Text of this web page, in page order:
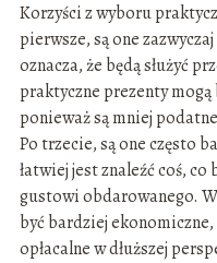
Korzyści z wyboru
pierwsze, są one
oznacza, że będą służyć
praktyczne prezenty
ponieważ są mniej
Po trzecie, są one często
łatwiej jest znaleźć coś,
gustowi obdarowanego.
być bardziej
opłacalne w dłuższej